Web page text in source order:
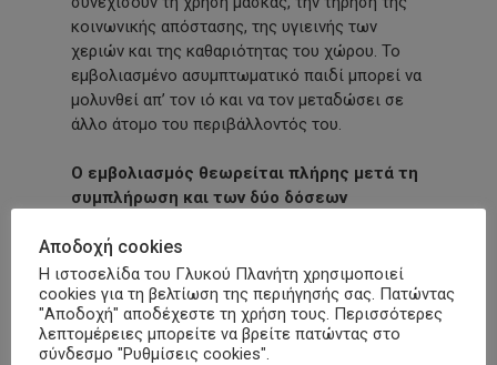
κοινωνικής απόστασης, της υγιεινής των
χεριών και της καθαριότητας του χώρου. Το
εμβολιασμένο ασυμπτωματικό παιδί μπορεί να
μολυνθεί απ’ τον ιό και να τον μεταδώσει σε
άλλο άτομο του περιβάλλοντός του.
Ο εμβολιασμός θεωρείται πλήρης μετά τη
συμπλήρωση και των δύο δόσεων
Facebook
Messenger
Twitter
ViberLinkedIn
Email
Print
Link
Αποδοχή cookies
Η ιστοσελίδα του Γλυκού Πλανήτη χρησιμοποιεί
cookies για τη βελτίωση της περιήγησής σας. Πατώντας
"Αποδοχή" αποδέχεστε τη χρήση τους. Περισσότερες
λεπτομέρειες μπορείτε να βρείτε πατώντας στο
σύνδεσμο "Ρυθμίσεις cookies".